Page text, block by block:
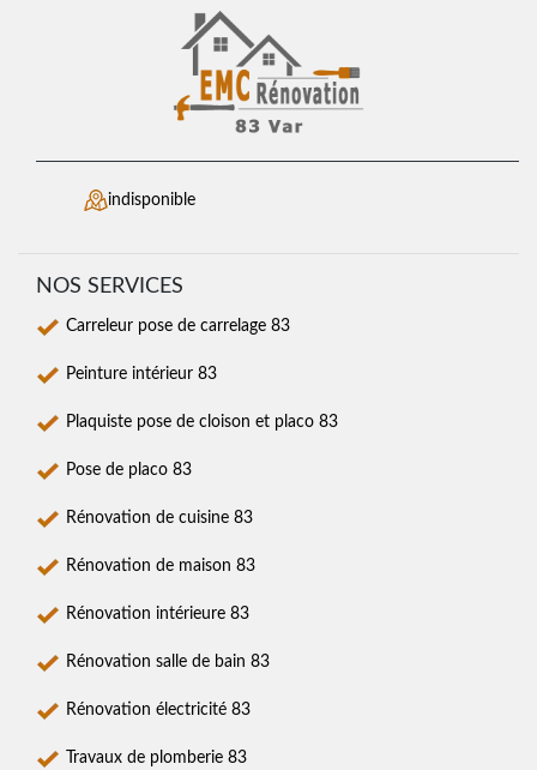
indisponible
NOS SERVICES
Carreleur pose de carrelage 83
Peinture intérieur 83
Plaquiste pose de cloison et placo 83
Pose de placo 83
Rénovation de cuisine 83
Rénovation de maison 83
Rénovation intérieure 83
Rénovation salle de bain 83
Rénovation électricité 83
Travaux de plomberie 83